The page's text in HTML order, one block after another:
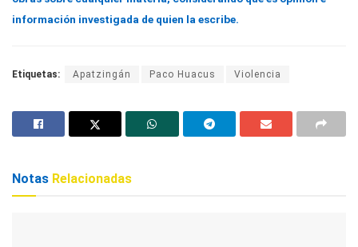
información investigada de quien la escribe.
Etiquetas: Apatzingán Paco Huacus Violencia
Notas Relacionadas